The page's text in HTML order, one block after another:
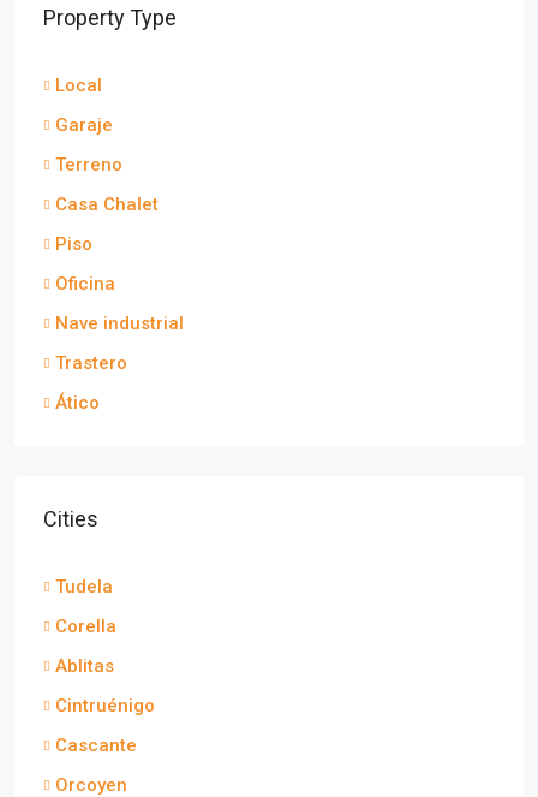
Property Type
Local
Garaje
Terreno
Casa Chalet
Piso
Oficina
Nave industrial
Trastero
Ático
Cities
Tudela
Corella
Ablitas
Cintruénigo
Cascante
Orcoyen